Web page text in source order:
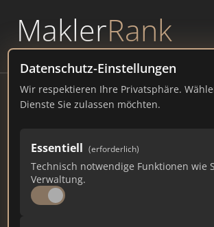
MaklerRank
powered byWAVEPOINT
Datenschutz-Einstellungen
Wir respektieren Ihre Privatsphäre.
Dienste Sie zulassen möchten.
Essentiell (erforderlich)
Technisch notwendige Funktionen wie
Verwaltung.
Living
living-immo.com
2.294